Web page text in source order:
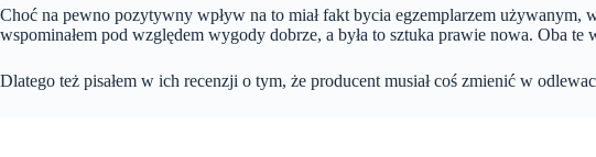
Choć na pewno pozytywny wpływ na to miał fakt bycia egzemplarzem
wspominałem pod względem wygody dobrze, a była to sztuka prawie nowa. Oba
Dlatego też pisałem w ich recenzji o tym, że producent musiał coś zmienić w